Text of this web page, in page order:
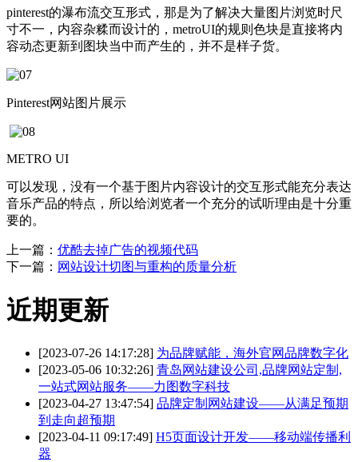
pinterest的瀑布流交互形式，那是为了解决大量图片浏览时尺
寸不一，内容杂糅而设计的，metroUI的规则色块是直接将内
容动态更新到图块当中而产生的，并不是样子货。
Pinterest网站图片展示
METRO UI
可以发现，没有一个基于图片内容设计的交互形式能充分表达
音乐产品的特点，所以给浏览者一个充分的试听理由是十分重
要的。
上一篇： 优酷去掉广告的视频代码
下一篇： 网站设计切图与重构的质量分析
近期更新
[2023-07-26 14:17:28] 为品牌赋能，海外官网品牌数字化
[2023-05-06 10:32:26] 青岛网站建设公司,品牌网站定制,
一站式网站服务——力图数字科技
[2023-04-27 13:47:54] 品牌定制网站建设——从满足预期
到走向超预期
[2023-04-11 09:17:49] H5页面设计开发——移动端传播利
器